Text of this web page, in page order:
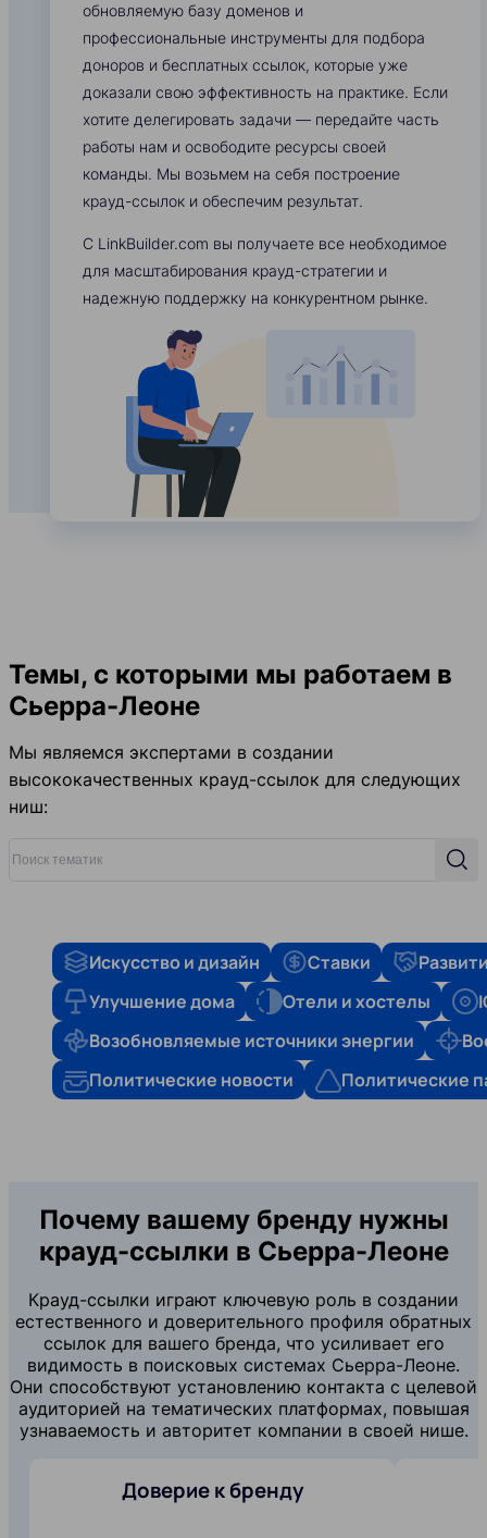
обновляемую базу доменов и
профессиональные инструменты для подбора
доноров и бесплатных ссылок, которые уже
доказали свою эффективность на практике. Если
хотите делегировать задачи — передайте часть
работы нам и освободите ресурсы своей
команды. Мы возьмем на себя построение
крауд-ссылок и обеспечим результат.
С LinkBuilder.com вы получаете все необходимое
для масштабирования крауд-стратегии и
надежную поддержку на конкурентном рынке.
Темы, с которыми мы работаем в
Сьерра-Леоне
Мы являемся экспертами в создании
высококачественных крауд-ссылок для следующих
ниш:
Искусство и дизайн Ставки
Улучшение дома
Отели и хостелы
Возобновляемые источники энергии
Политические новости
Политические
Почему вашему бренду нужны
крауд-ссылки в Сьерра-Леоне
Крауд-ссылки играют ключевую роль в создании
естественного и доверительного профиля обратных
ссылок для вашего бренда, что усиливает его
видимость в поисковых системах Сьерра-Леоне.
Они способствуют установлению контакта с целевой
аудиторией на тематических платформах, повышая
узнаваемость и авторитет компании в своей нише.
Доверие к бренду